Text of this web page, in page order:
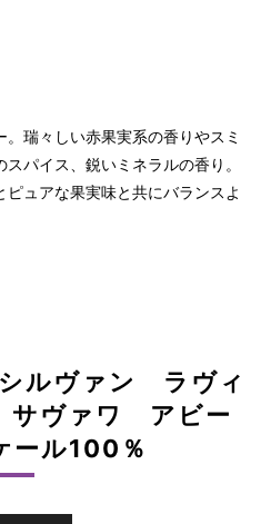
瑞々しい赤果実系の香りやスミ
パイス、鋭いミネラルの香り。
ュアな果実味と共にバランスよ
ルヴァン ラヴィ
ヴァワ アビー
ル100％